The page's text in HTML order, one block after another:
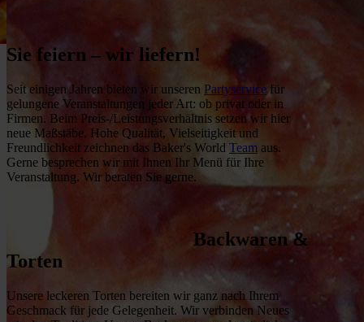
Sie feiern – wir liefern!
Seit einigen Jahren bieten wir unseren Partyservicefür
gelungene Veranstaltungen jeder Art: ob privat oder in
Firmen. Beim Preis-/Leistungsverhältnis setzen wir hier
neue Maßstäbe. Hohe Qualität, Vielseitigkeit und
Freundlichkeit zeichnen das Baker's World Team aus.
Gerne besprechen wir mit Ihnen Ihr Menü für Ihre
Veranstaltung. Wir beraten Sie gerne.
Backwaren&
Torten
Unsere leckeren Torten bereiten wir ganz nach Ihrem
Geschmack für jede Gelegenheit. Wir verbinden Neues